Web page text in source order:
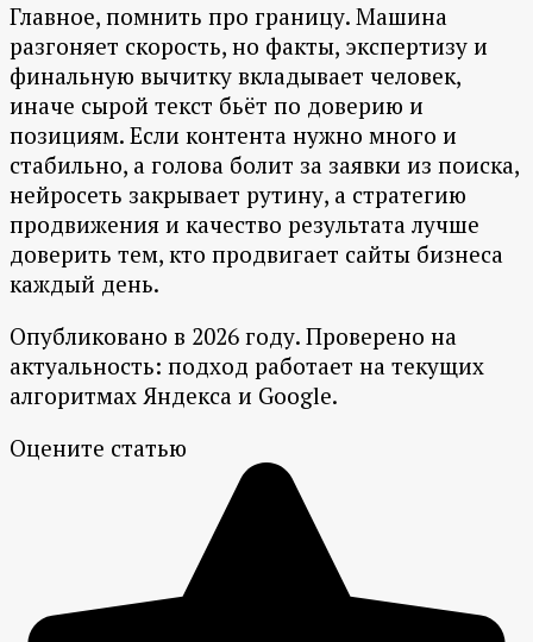
Главное, помнить про границу. Машина
разгоняет скорость, но факты, экспертизу и
финальную вычитку вкладывает человек,
иначе сырой текст бьёт по доверию и
позициям. Если контента нужно много и
стабильно, а голова болит за заявки из поиска,
нейросеть закрывает рутину, а стратегию
продвижения и качество результата лучше
доверить тем, кто продвигает сайты бизнеса
каждый день.
Опубликовано в 2026 году. Проверено на
актуальность: подход работает на текущих
алгоритмах Яндекса и Google.
Оцените статью